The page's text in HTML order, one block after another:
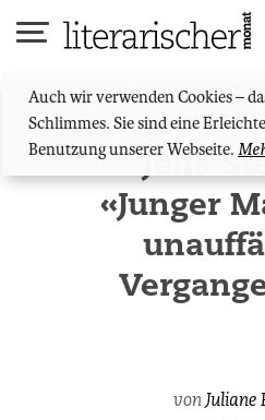
Auch wir verwenden Cookies –
Schlimmes. Sie sind eine
Benutzung unserer Webseite.
Ausgabe 21 -
Jens
«Junger
von Juliane